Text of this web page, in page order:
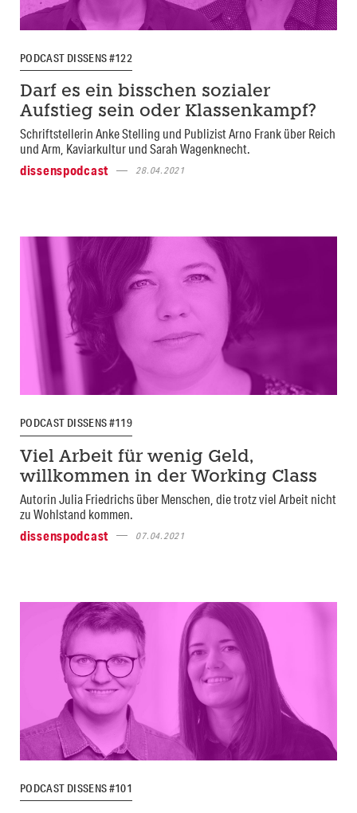
PODCAST DISSENS #122
Darf es ein bisschen sozialer
Aufstieg sein oder Klassenkampf?
Schriftstellerin Anke Stelling und Publizist Arno Frank über Reich
und Arm, Kaviarkultur und Sarah Wagenknecht.
dissenspodcast
28.04.2021
PODCAST DISSENS #119
Viel Arbeit für wenig Geld,
willkommen in der Working Class
Autorin Julia Friedrichs über Menschen, die trotz viel Arbeit nicht
zu Wohlstand kommen.
dissenspodcast
07.04.2021
PODCAST DISSENS #101